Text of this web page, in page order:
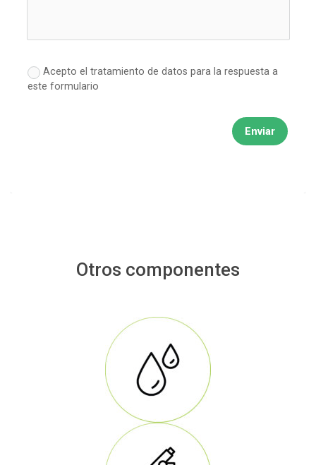
Acepto el tratamiento de datos para la respuesta a
este formulario
Enviar
Otros componentes